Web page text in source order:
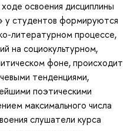
освоения дисциплины
у студентов формируются
литературном процессе,
на социокультурном,
фоне, происходит
тенденциями,
поэтическими
максимального числа
слушатели курса